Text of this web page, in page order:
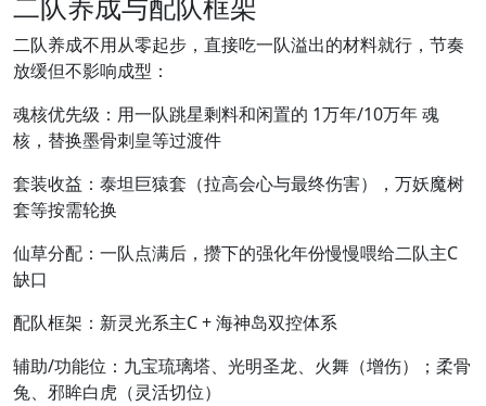
二队养成不用从零起步，直接吃一队溢出的材料就行，节奏
放缓但不影响成型：
魂核优先级：用一队跳星剩料和闲置的 1万年/10万年 魂
核，替换墨骨刺皇等过渡件
套装收益：泰坦巨猿套（拉高会心与最终伤害），万妖魔树
套等按需轮换
仙草分配：一队点满后，攒下的强化年份慢慢喂给二队主C
缺口
配队框架：新灵光系主C + 海神岛双控体系
辅助/功能位：九宝琉璃塔、光明圣龙、火舞（增伤）；柔骨
兔、邪眸白虎（灵活切位）